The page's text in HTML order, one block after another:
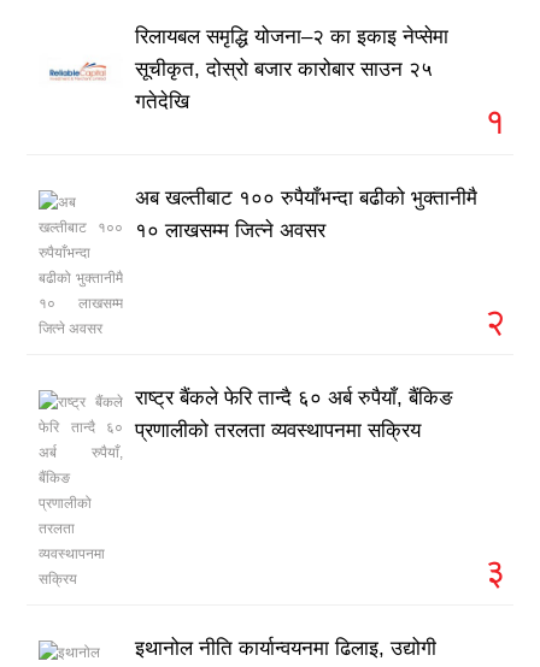
रिलायबल समृद्धि योजना–२ का इकाइ नेप्सेमा
सूचीकृत, दोस्रो बजार कारोबार साउन २५
गतेदेखि
१
अब खल्तीबाट १०० रुपैयाँभन्दा बढीको भुक्तानीमै
१० लाखसम्म जित्ने अवसर
२
राष्ट्र बैंकले फेरि तान्दै ६० अर्ब रुपैयाँ, बैंकिङ
प्रणालीको तरलता व्यवस्थापनमा सक्रिय
३
इथानोल नीति कार्यान्वयनमा ढिलाइ, उद्योगी